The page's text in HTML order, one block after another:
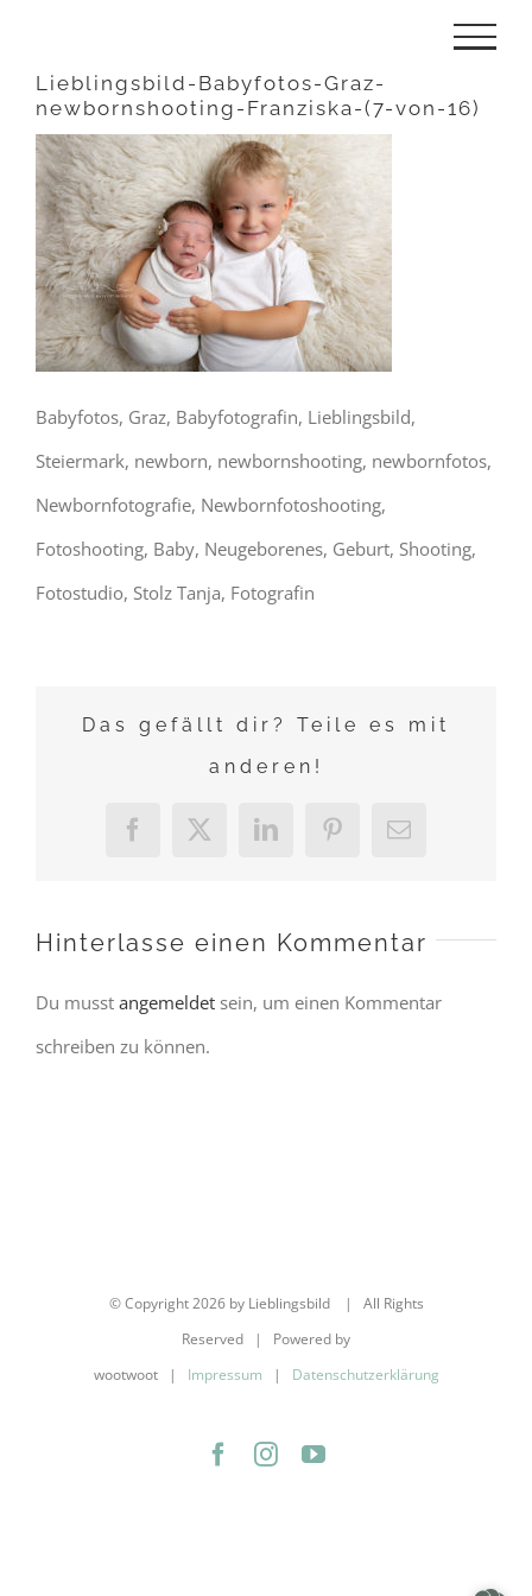
springen
Lieblingsbild-Babyfotos-Graz-
newbornshooting-Franziska-(7-von-16)
Babyfotos, Graz, Babyfotografin, Lieblingsbild,
Steiermark, newborn, newbornshooting, newbornfotos,
Newbornfotografie, Newbornfotoshooting,
Fotoshooting, Baby, Neugeborenes, Geburt, Shooting,
Fotostudio, Stolz Tanja, Fotografin
Das gefällt dir? Teile es mit
anderen!
Facebook
X LinkedInPinterest
E-
Hinterlasse einen Kommentar
Du musst angemeldet sein, um einen Kommentar
schreiben zu können.
© Copyright2026 by Lieblingsbild | All Rights
Reserved | Powered by
wootwoot | Impressum | Datenschutzerklärung
Facebook
InstagramYouTube